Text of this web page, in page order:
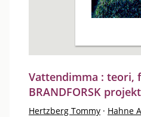
Vattendimma : teori,
BRANDFORSK
Hertzberg Tommy · Hahne